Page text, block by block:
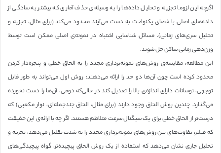
اگرچه این لزوما تجزیه و تحلیل داده‌ها را به وسیله‌ی حذف آماری که بیشتر به سادگی از
داده‌های اصلی با فضای یکنواخت به دست می‌آیند محدود می‌کند (برای مثال، تجزیه و
تحلیل سری‌های زمانی). مسائل شناسایی اشتباه در نمونه‌ی اصلی ممکن است توسط
وزن‌دهی زمانی ساکن حل شوند.
این مطالعه، مقایسه‌ی روش‌های نمونه‌برداری مجدد را به الحاق خطی و پنجره‌دار کردن
محدود کرده است چون آن‌ها دو حد را ارائه می‌دهند: روش اول می‌تواند به طور قابل
توجهی، نوسانات دارای اندازه‌ی بالا را تعدیل کند در حالی‌که دومی، آن‌ها را دست نخورده
می‌گذارد. چندین روش الحاق وجود دارند (برای مثال، الحاق جندجمله‌ای، نوار مکعبی) که
درست‌تر از الحاق خطی برای یک سیگنال سرعت متلاطم هستند. اگر چه با ارائه‌ی این حقیقت
که فیلتر، تفاوت‌های بین روش‌های نمونه‌برداری مجدد را به شدت تقلیل می‌دهد، تجزیه و
تحلیل جاری نشان می‌دهد که استفاده از یک روش الحاق پیچیده‌تر، گواه پیچیدگی‌های